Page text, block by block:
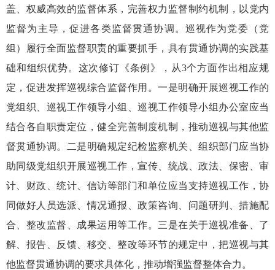
盖、权威高效的监督体系，完善权力监督制约机制，以党内
监督为主导，促进各类监督贯通协调。巡视作为党委（党
组）履行全面监督职责的重要抓手，具有贯通协调的实践基
础和组织优势。这次修订《条例》，从3个方面作出相应规
定，促进发挥巡视综合监督作用。一是明确开展巡视工作的
党组织、巡视工作领导小组、巡视工作领导小组办公室应当
结合各自职责定位，健全完善制度机制，推动巡视与其他监
督贯通协调。二是明确规定纪检监察机关、组织部门应当协
助同级党组织开展巡视工作，宣传、统战、政法、保密、审
计、财政、统计、信访等部门和单位应当支持巡视工作，协
同做好人员选派、情况通报、政策咨询、问题研判、措施配
合、整改监督、成果运用等工作。三是在关于巡视准备、了
解、报告、反馈、移交、整改等环节的规定中，把巡视与其
他监督贯通协调的要求具体化，推动增强监督整体合力。